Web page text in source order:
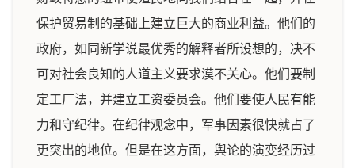
保护贸易制的基础上建立巨大的商业利益。他们的
政府，如同新学说最优秀的解释者所设想的，决不
可对社会良知的人道主义要求漠不关心。他们要制
定工厂法，并建立工资委员会。他们要使人民有能
力和守纪律。在纪律观念中，军事因素很快就占了
更突出的地位。但是在这方面，舆论的演变经历过